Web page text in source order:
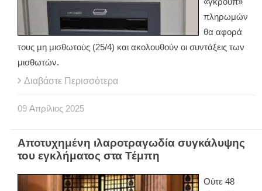
πληρωμών
θα αφορά
τους μη μισθωτούς (25/4) και ακολουθούν οι συντάξεις των
μισθωτών.
Διαβάστε Περισσότερα
09 Απρίλιος 2025
Αποτυχημένη ιλαροτραγωδία συγκάλυψης
του εγκλήματος στα Τέμπη
Ούτε 48